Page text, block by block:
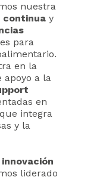
nuestra
continua y
para
en la
apoyo a la
en
que integra
y la
innovación
liderado